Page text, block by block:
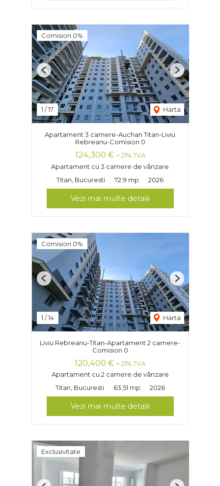
Comision 0%
1 /17 Harta
Previous Next
Apartament 3 camere-Auchan Titan-Liviu
Rebreanu-Comision 0
124,300 € + 21% TVA
Apartament cu 3 camere de vânzare
Titan, Bucuresti
72.9 mp 2026
Vezi mai multe detalii
Comision 0%
1 /14 Harta
Previous Next
Liviu Rebreanu-Titan-Apartament 2 camere-
Comision 0
120,400 € + 21% TVA
Apartament cu 2 camere de vânzare
Titan, Bucuresti
63.51 mp 2026
Vezi mai multe detalii
Exclusivitate